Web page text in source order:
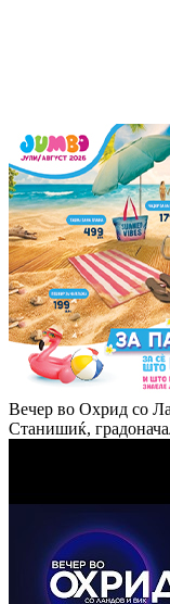
Вечер во Охрид со
Станишиќ,